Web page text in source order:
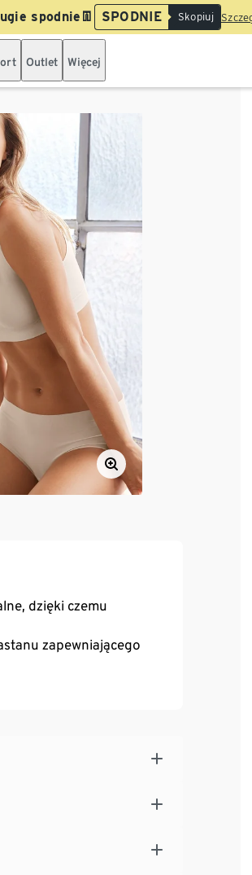
spodnie👖 SPODNIE Skopiuj
Outlet Więcej
dzięki czemu
zapewniającego